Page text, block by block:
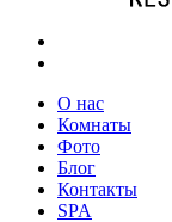
О нас
Комнаты
Фото
Блог
Контакты
SPA